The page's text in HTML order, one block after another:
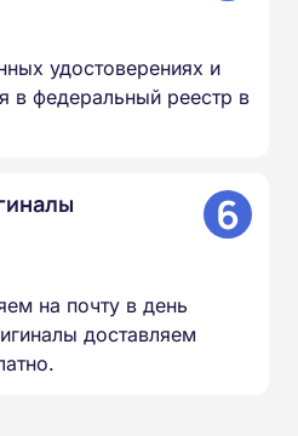
удостоверениях и
в федеральный реестр в
6
на почту в день
доставляем